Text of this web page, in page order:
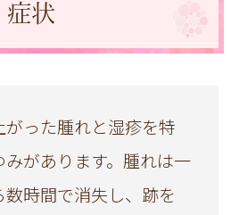
症状
った腫れと湿疹を特
があります。腫れは一
時間で消失し、跡を